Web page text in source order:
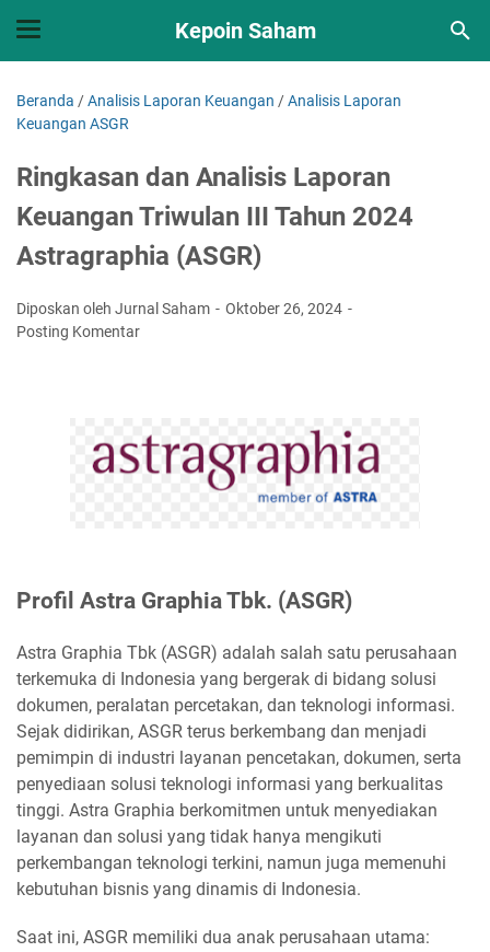
Kepoin Saham
Beranda /Analisis Laporan Keuangan /Analisis Laporan
Keuangan ASGR
Ringkasan dan Analisis Laporan
Keuangan Triwulan III Tahun 2024
Astragraphia (ASGR)
Diposkan oleh Jurnal Saham
Oktober 26, 2024
Posting Komentar
Profil Astra Graphia Tbk. (ASGR)
Astra Graphia Tbk (ASGR) adalah salah satu perusahaan
terkemuka di Indonesia yang bergerak di bidang solusi
dokumen, peralatan percetakan, dan teknologi informasi.
Sejak didirikan, ASGR terus berkembang dan menjadi
pemimpin di industri layanan pencetakan, dokumen, serta
penyediaan solusi teknologi informasi yang berkualitas
tinggi. Astra Graphia berkomitmen untuk menyediakan
layanan dan solusi yang tidak hanya mengikuti
perkembangan teknologi terkini, namun juga memenuhi
kebutuhan bisnis yang dinamis di Indonesia.
Saat ini, ASGR memiliki dua anak perusahaan utama: